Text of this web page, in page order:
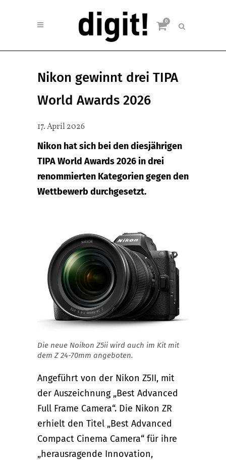
0
Nikon gewinnt drei TIPA
World Awards 2026
17. April 2026
Nikon hat sich bei den diesjährigen
TIPA World Awards 2026 in drei
renommierten Kategorien gegen den
Wettbewerb durchgesetzt.
Die neue Noikon Z5ii wird auch im Kit mit
dem Z 24-70mm angeboten.
Angeführt von der Nikon Z5II, mit
der Auszeichnung „Best Advanced
Full Frame Camera“. Die Nikon ZR
erhielt den Titel „Best Advanced
Compact Cinema Camera“ für ihre
„herausragende Innovation,